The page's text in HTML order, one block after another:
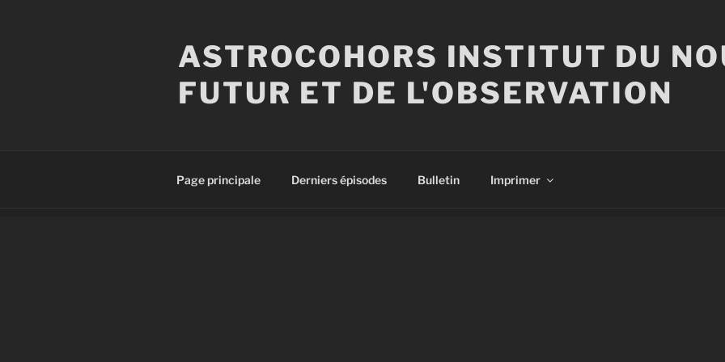
ASTROCOHORS INSTITUT DU
FUTUR ET DE L'OBSERVATION
Page principale Derniers épisodes Bulletin Imprimer